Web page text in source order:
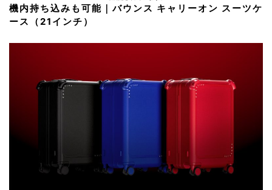
機内持ち込みも可能｜バウンス キャリーオン スーツケ
ース（21インチ）